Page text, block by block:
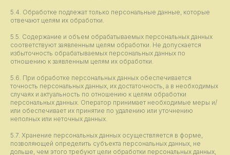
5.4. Обработке подлежат только персональные данные, которые
отвечают целям их обработки.
5.5. Содержание и объем обрабатываемых персональных данных
соответствуют заявленным целям обработки. Не допускается
избыточность обрабатываемых персональных данных по
отношению к заявленным целям их обработки.
5.6. При обработке персональных данных обеспечивается
точность персональных данных, их достаточность, а в необходимых
случаях и актуальность по отношению к целям обработки
персональных данных. Оператор принимает необходимые меры и/
или обеспечивает их принятие по удалению или уточнению
неполных или неточных данных.
5.7. Хранение персональных данных осуществляется в форме,
позволяющей определить субъекта персональных данных, не
дольше, чем этого требуют цели обработки персональных данных,